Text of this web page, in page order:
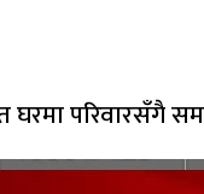
परिवारसँगै